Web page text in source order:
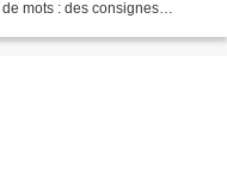
mots : des consignes